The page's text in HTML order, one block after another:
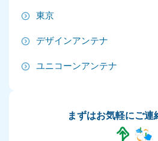
2024年7月
2024年6月
2024年5月
2024年3月
東京
デザインアンテナ
ユニコーンアンテナ
まずはお気軽にご連